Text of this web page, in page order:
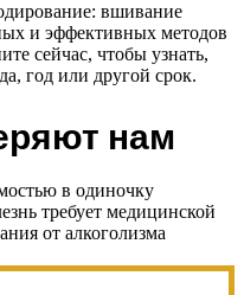
вшивание
и эффективных методов
сейчас, чтобы узнать,
год или другой срок.
нам
в одиночку
требует медицинской
от алкоголизма